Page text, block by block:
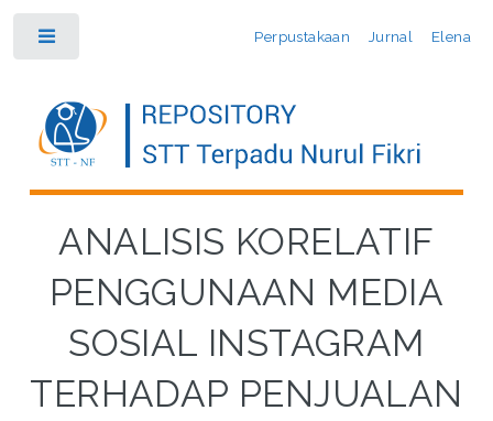
Perpustakaan Jurnal Elena
ANALISIS KORELATIF
PENGGUNAAN MEDIA
SOSIAL INSTAGRAM
TERHADAP PENJUALAN